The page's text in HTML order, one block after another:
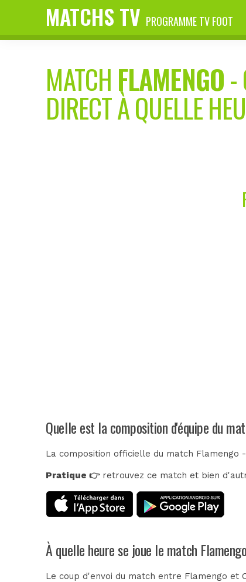
MATCHS TV PROGRAMME TV FOOT
MATCH FLAMENGO-
DIRECT À QUELLE
Quelle est la composition d'équipe du
La composition officielle du match Flamengo
Pratique 👉retrouvez ce match et bien
À quelle heure se joue le match
Le coup d'envoi du match entre Flamengo et